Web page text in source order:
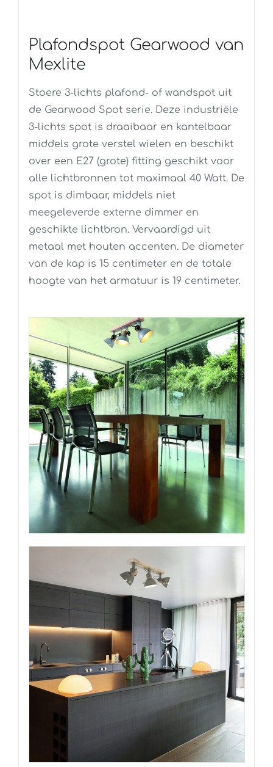
Plafondspot Gearwood van
Mexlite
Stoere 3-lichts plafond- of wandspot uit
de Gearwood Spot serie. Deze industriële
3-lichts spot is draaibaar en kantelbaar
middels grote verstel wielen en beschikt
over een E27 (grote) fitting geschikt voor
alle lichtbronnen tot maximaal 40 Watt. De
spot is dimbaar, middels niet
meegeleverde externe dimmer en
geschikte lichtbron. Vervaardigd uit
metaal met houten accenten. De diameter
van de kap is 15 centimeter en de totale
hoogte van het armatuur is 19 centimeter.